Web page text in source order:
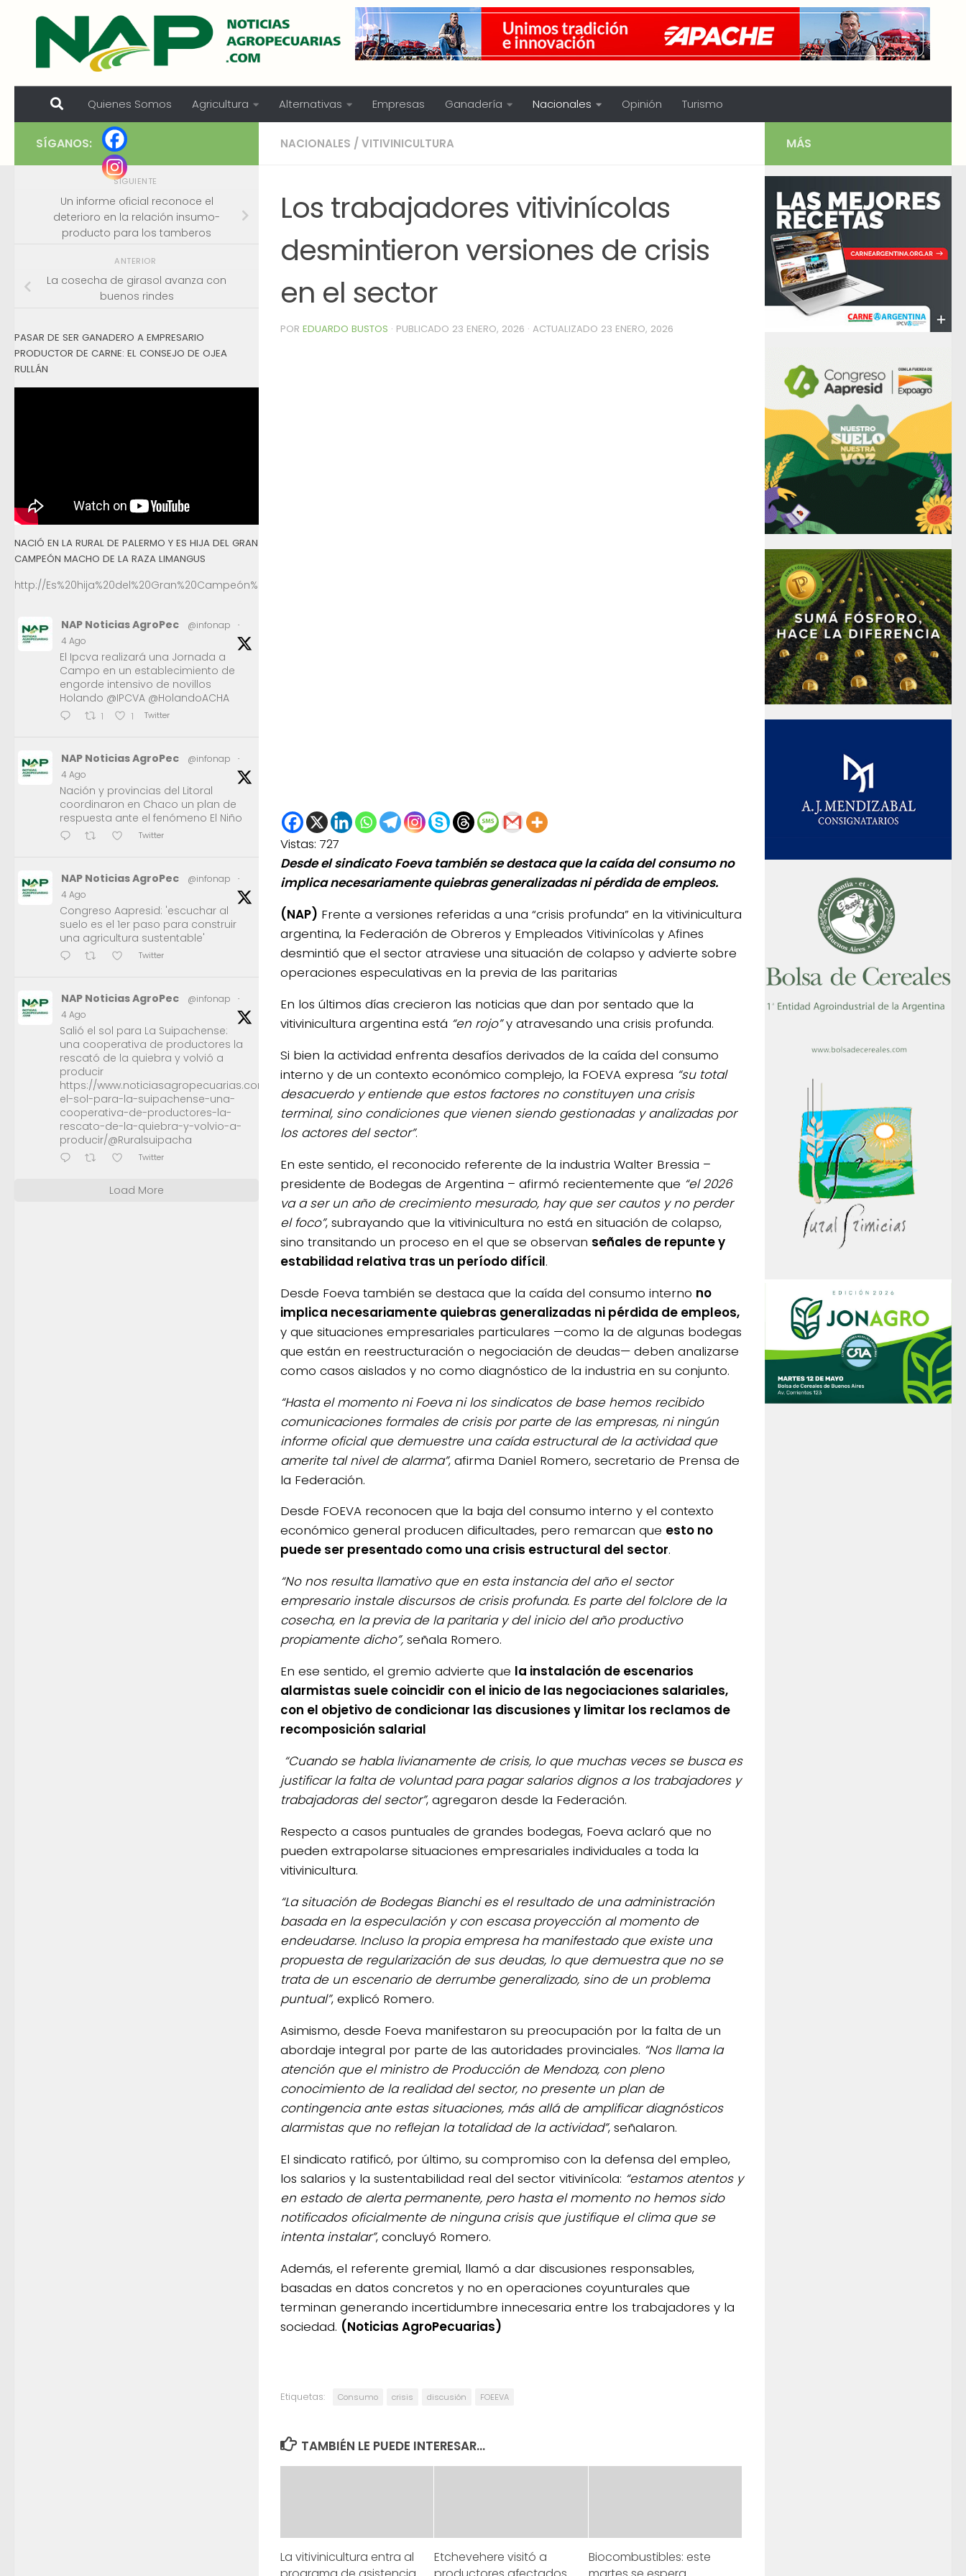
Skip to content
Quienes Somos Agricultura Alternativas Empresas Ganadería Nacionales Opinión Turismo
NACIONALES / VITIVINICULTURA
Los trabajadores vitivinícolas
desmintieron versiones de crisis
en el sector
POR EDUARDO BUSTOS · PUBLICADO 23 ENERO, 2026 · ACTUALIZADO 23 ENERO, 2026
Vistas: 727
Desde el sindicato Foeva también se destaca que la caída del consumo no
implica necesariamente quiebras generalizadas ni pérdida de empleos.
(NAP) Frente a versiones referidas a una “crisis profunda” en la vitivinicultura
argentina, la Federación de Obreros y Empleados Vitivinícolas y Afines
desmintió que el sector atraviese una situación de colapso y advierte sobre
operaciones especulativas en la previa de las paritarias
En los últimos días crecieron las noticias que dan por sentado que la
vitivinicultura argentina está “en rojo”y atravesando una crisis profunda.
Si bien la actividad enfrenta desafíos derivados de la caída del consumo
interno y de un contexto económico complejo, la FOEVA expresa “su total
desacuerdo y entiende que estos factores no constituyen una crisis
terminal, sino condiciones que vienen siendo gestionadas y analizadas por
los actores del sector”.
En este sentido, el reconocido referente de la industria Walter Bressia –
presidente de Bodegas de Argentina – afirmó recientemente que “el 2026
va a ser un año de crecimiento mesurado, hay que ser cautos y no perder
el foco”, subrayando que la vitivinicultura no está en situación de colapso,
sino transitando un proceso en el que se observan señales de repunte y
estabilidad relativa tras un período difícil.
Desde Foeva también se destaca que la caída del consumo interno no
implica necesariamente quiebras generalizadas ni pérdida de empleos,
y que situaciones empresariales particulares —como la de algunas bodegas
que están en reestructuración o negociación de deudas— deben analizarse
como casos aislados y no como diagnóstico de la industria en su conjunto.
“Hasta el momento ni Foeva ni los sindicatos de base hemos recibido
comunicaciones formales de crisis por parte de las empresas, ni ningún
informe oficial que demuestre una caída estructural de la actividad que
amerite tal nivel de alarma”, afirma Daniel Romero, secretario de Prensa de
la Federación.
Desde FOEVA reconocen que la baja del consumo interno y el contexto
económico general producen dificultades, pero remarcan que esto no
puede ser presentado como una crisis estructural del sector.
“No nos resulta llamativo que en esta instancia del año el sector
empresario instale discursos de crisis profunda. Es parte del folclore de la
cosecha, en la previa de la paritaria y del inicio del año productivo
propiamente dicho”, señala Romero.
En ese sentido, el gremio advierte que la instalación de escenarios
alarmistas suele coincidir con el inicio de las negociaciones salariales,
con el objetivo de condicionar las discusiones y limitar los reclamos de
recomposición salarial
“Cuando se habla livianamente de crisis, lo que muchas veces se busca es
justificar la falta de voluntad para pagar salarios dignos a los trabajadores y
trabajadoras del sector”, agregaron desde la Federación.
Respecto a casos puntuales de grandes bodegas, Foeva aclaró que no
pueden extrapolarse situaciones empresariales individuales a toda la
vitivinicultura.
“La situación de Bodegas Bianchi es el resultado de una administración
basada en la especulación y con escasa proyección al momento de
endeudarse. Incluso la propia empresa ha manifestado que existe una
propuesta de regularización de sus deudas, lo que demuestra que no se
trata de un escenario de derrumbe generalizado, sino de un problema
puntual”, explicó Romero.
Asimismo, desde Foeva manifestaron su preocupación por la falta de un
abordaje integral por parte de las autoridades provinciales. “Nos llama la
atención que el ministro de Producción de Mendoza, con pleno
conocimiento de la realidad del sector, no presente un plan de
contingencia ante estas situaciones, más allá de amplificar diagnósticos
alarmistas que no reflejan la totalidad de la actividad”, señalaron.
El sindicato ratificó, por último, su compromiso con la defensa del empleo,
los salarios y la sustentabilidad real del sector vitivinícola: “estamos atentos y
en estado de alerta permanente, pero hasta el momento no hemos sido
notificados oficialmente de ninguna crisis que justifique el clima que se
intenta instalar”, concluyó Romero.
Además, el referente gremial, llamó a dar discusiones responsables,
basadas en datos concretos y no en operaciones coyunturales que
terminan generando incertidumbre innecesaria entre los trabajadores y la
sociedad. (Noticias AgroPecuarias)
Etiquetas: Consumo crisis discusión FOEEVA
TAMBIÉN LE PUEDE INTERESAR...
La vitivinicultura entra al
Etchevehere visitó a
Biocombustibles: este
SÍGANOS:
SIGUIENTE
Un informe oficial reconoce el
deterioro en la relación insumo-
producto para los tamberos
ANTERIOR
La cosecha de girasol avanza con
buenos rindes
PASAR DE SER GANADERO A EMPRESARIO
PRODUCTOR DE CARNE: EL CONSEJO DE OJEA
RULLÁN
NACIÓ EN LA RURAL DE PALERMO Y ES HIJA DEL GRAN
CAMPEÓN MACHO DE LA RAZA LIMANGUS
http://Es%20hija%20del%20Gran%20Campeón%20Macho%20de%20la%20Raza%20Limangus,
NAP Noticias AgroPec @infonap
·
4 Ago
El Ipcva realizará una Jornada a
Campo en un establecimiento de
engorde intensivo de novillos
Holando @IPCVA @HolandoACHA
1 1 Twitter
NAP Noticias AgroPec @infonap
·
4 Ago
Nación y provincias del Litoral
coordinaron en Chaco un plan de
respuesta ante el fenómeno El Niño
Twitter
NAP Noticias AgroPec @infonap
·
4 Ago
Congreso Aapresid: 'escuchar al
suelo es el 1er paso para construir
una agricultura sustentable'
Twitter
NAP Noticias AgroPec @infonap
·
4 Ago
Salió el sol para La Suipachense:
una cooperativa de productores la
rescató de la quiebra y volvió a
producir
https://www.noticiasagropecuarias.com/2026/08/04/salio-
el-sol-para-la-suipachense-una-
cooperativa-de-productores-la-
rescato-de-la-quiebra-y-volvio-a-
producir/@Ruralsuipacha
Twitter
Load More
MÁS